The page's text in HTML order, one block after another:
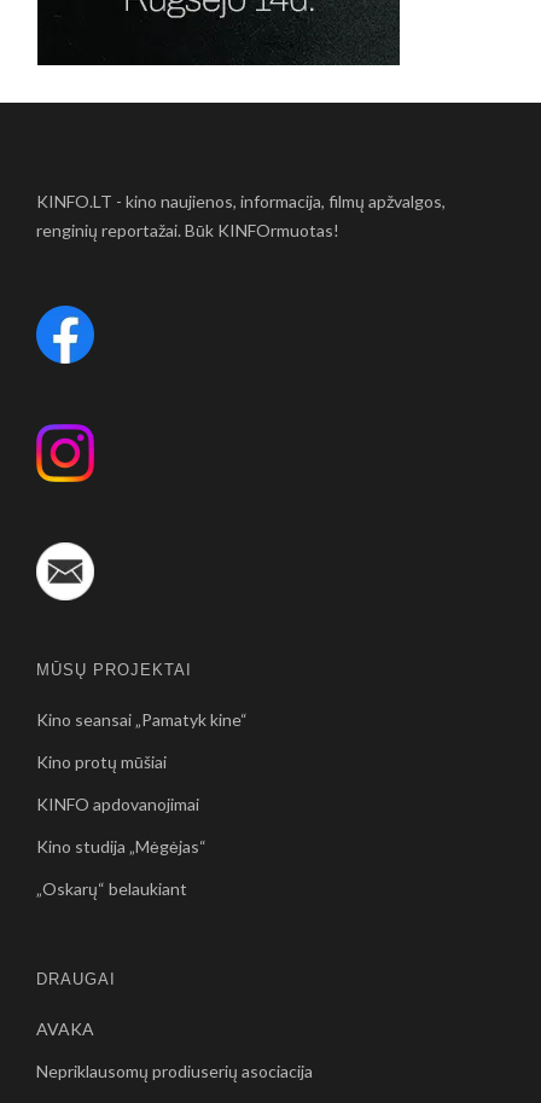
KINFO.LT - kino naujienos, informacija, filmų apžvalgos,
renginių reportažai. Būk KINFOrmuotas!
MŪSŲ PROJEKTAI
Kino seansai „Pamatyk kine“
Kino protų mūšiai
KINFO apdovanojimai
Kino studija „Mėgėjas“
„Oskarų“ belaukiant
DRAUGAI
AVAKA
Nepriklausomų prodiuserių asociacija